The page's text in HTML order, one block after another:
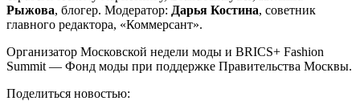
Рыжова, блогер. Модератор: Дарья Костина, советник
главного редактора, «Коммерсант».
Организатор Московской недели моды и BRICS+ Fashion
Summit — Фонд моды при поддержке Правительства Москвы.
Поделиться новостью: